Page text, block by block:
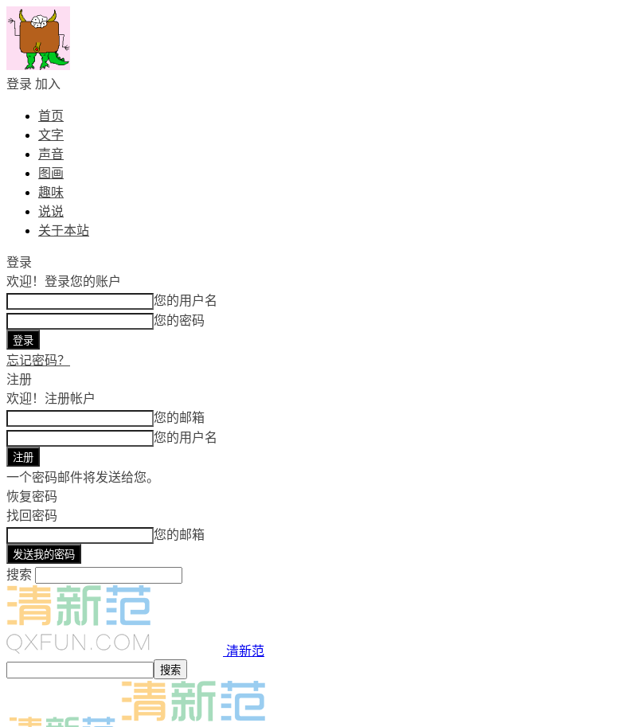
登录 加入
首页
文字
声音
图画
趣味
说说
关于本站
登录
欢迎！ 登录您的账户
您的用户名
您的密码
忘记密码？
注册
欢迎！ 注册帐户
您的邮箱
您的用户名
一个密码邮件将发送给您。
恢复密码
找回密码
您的邮箱
搜索
清新范